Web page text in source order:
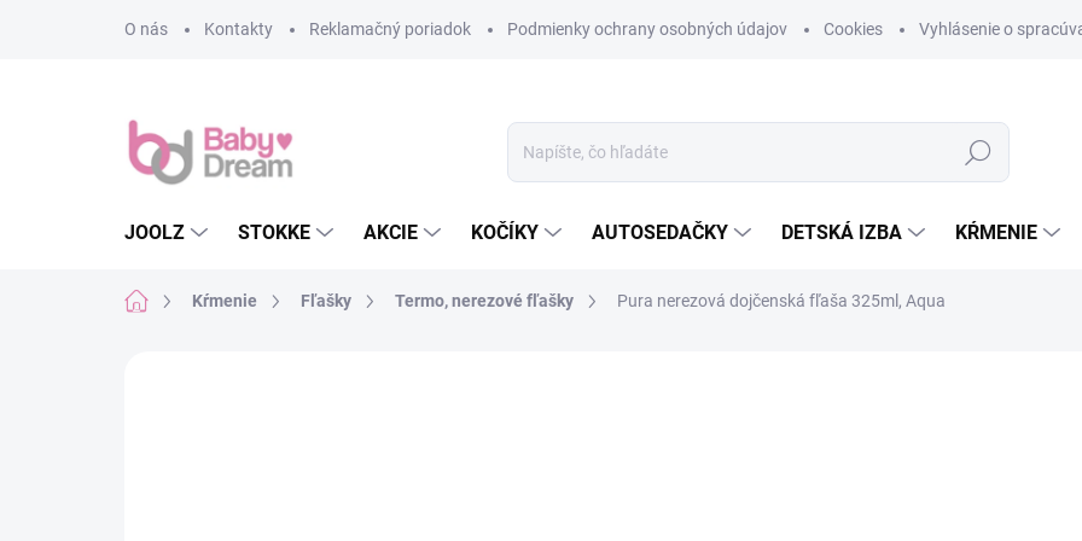
O nás
Kontakty Reklamačný poriadok Podmienky ochrany osobných údajov Cookies Vyhlásenie o
Hľadať
JOOLZ STOKKE AKCIE KOČÍKY AUTOSEDAČKY DETSKÁ IZBA KŔMENIE
DomovKŕmenie Fľašky Termo, nerezové fľašky Pura nerezová dojčenská fľaša 325ml, Aqua